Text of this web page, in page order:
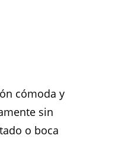
cómoda y
sin
o boca